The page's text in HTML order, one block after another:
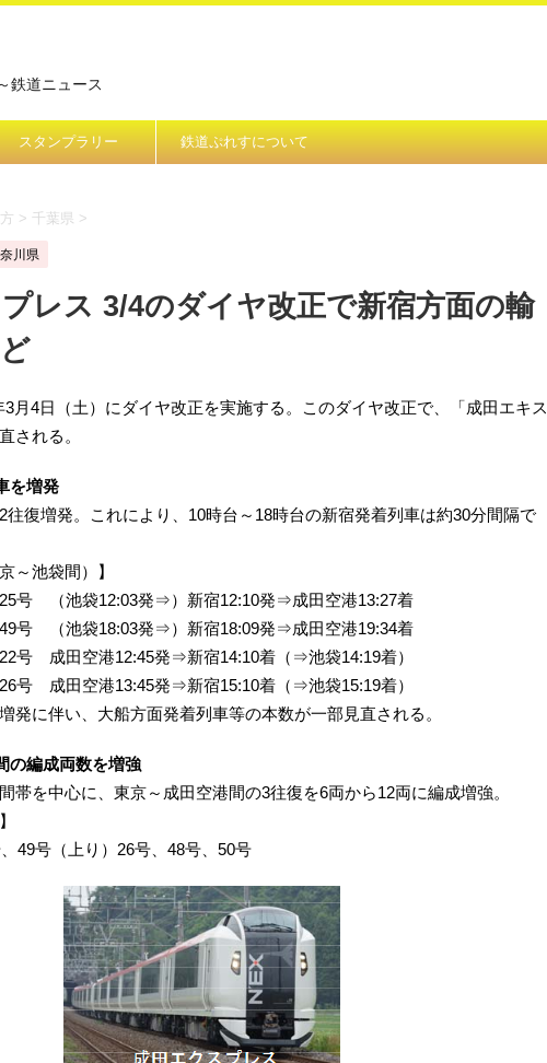
鉄道ニュース
スタンプラリー 鉄道ぷれすについて
> 千葉県 >
川県
レス 3/4のダイヤ改正で新宿方面の輸
月4日（土）にダイヤ改正を実施する。このダイヤ改正で、「成田エキス
される。
を増発
往復増発。これにより、10時台～18時台の新宿発着列車は約30分間隔で
～池袋間）】
25号 （池袋12:03発⇒）新宿12:10発⇒成田空港13:27着
49号 （池袋18:03発⇒）新宿18:09発⇒成田空港19:34着
22号 成田空港12:45発⇒新宿14:10着（⇒池袋14:19着）
26号 成田空港13:45発⇒新宿15:10着（⇒池袋15:19着）
発に伴い、大船方面発着列車等の本数が一部見直される。
の編成両数を増強
帯を中心に、東京～成田空港間の3往復を6両から12両に編成増強。
、49号（上り）26号、48号、50号